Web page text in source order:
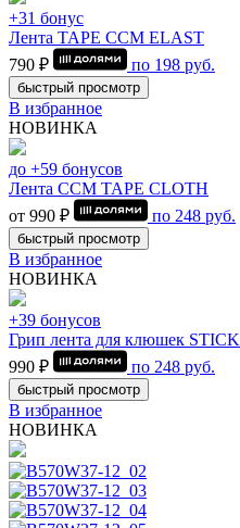
+31 бонус
Лента TAPE CCM ELAST
790 ₽
по 198 руб.
быстрый просмотр
В избранное
НОВИНКА
до +59 бонусов
Лента CCM TAPE CLOTH
от 990 ₽
по 248 руб.
быстрый просмотр
В избранное
НОВИНКА
+39 бонусов
Грип лента для клюшек
990 ₽
по 248 руб.
быстрый просмотр
В избранное
НОВИНКА